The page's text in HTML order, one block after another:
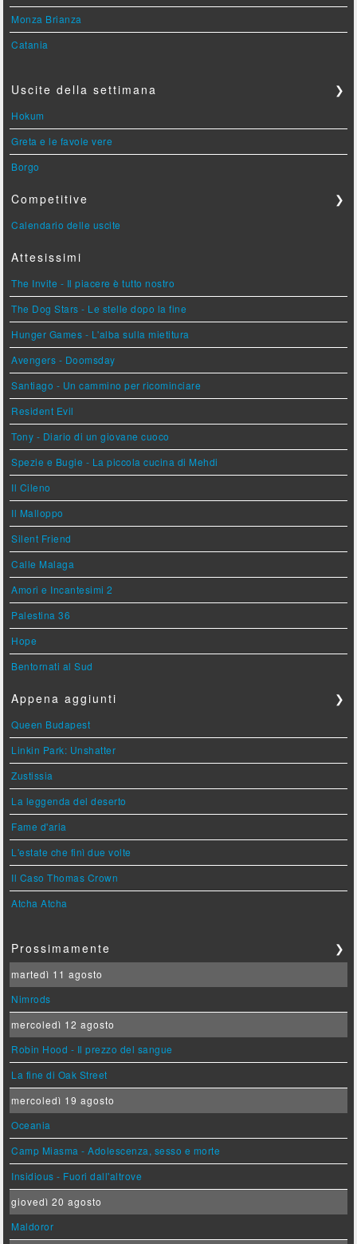
Monza Brianza
Catania
Uscite della settimana ❯
Hokum
Greta e le favole vere
Borgo
Competitive ❯
Calendario delle uscite
Attesissimi
The Invite - Il piacere è tutto nostro
The Dog Stars - Le stelle dopo la fine
Hunger Games - L'alba sulla mietitura
Avengers - Doomsday
Santiago - Un cammino per ricominciare
Resident Evil
Tony - Diario di un giovane cuoco
Spezie e Bugie - La piccola cucina di Mehdi
Il Cileno
Il Malloppo
Silent Friend
Calle Malaga
Amori e Incantesimi 2
Palestina 36
Hope
Bentornati al Sud
Appena aggiunti ❯
Queen Budapest
Linkin Park: Unshatter
Zustissia
La leggenda del deserto
Fame d'aria
L'estate che finì due volte
Il Caso Thomas Crown
Atcha Atcha
Prossimamente ❯
martedì 11 agosto
Nimrods
mercoledì 12 agosto
Robin Hood - Il prezzo del sangue
La fine di Oak Street
mercoledì 19 agosto
Oceania
Camp Miasma - Adolescenza, sesso e morte
Insidious - Fuori dall'altrove
giovedì 20 agosto
Maldoror